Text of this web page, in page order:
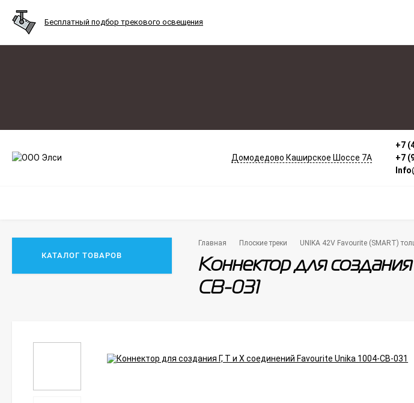
Бесплатный подбор трекового освещения
Домодедово Каширское Шоссе 7А
+7
+7
КАТАЛОГ ТОВАРОВ
Главная Плоские треки UNIKA 42V Favourite (SMART)
Коннектор для
CB-031